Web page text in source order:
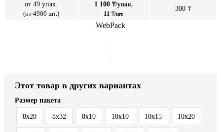
от 49 упак.
(от 4900 шт.)
1 100 ₸/упак.
11 ₸/шт.
300 ₸
WebPack
Этот товар в других вариантах
Размер пакета
8x20 8x32 8х10 10x10 10x15 10x20